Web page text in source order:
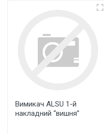
Вимикач ALSU 1-й
накладний “вишня”